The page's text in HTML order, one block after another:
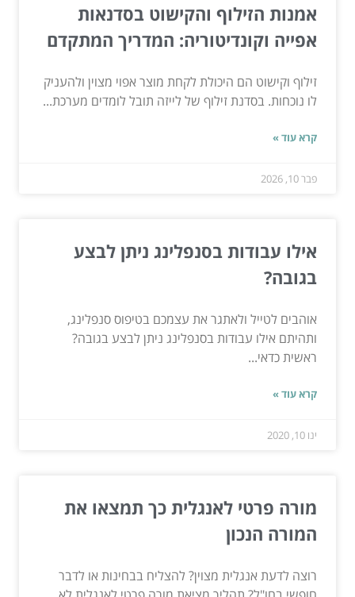
אמנות הזילוף והקישוט בסדנאות
אפייה וקונדיטוריה: המדריך המתקדם
זילוף וקישוט הם היכולת לקחת מוצר אפוי מצוין ולהעניק
לו נוכחות. בסדנת זילוף של לייזה תובל לומדים מערכת...
קרא עוד »
פבר 10, 2026
אילו עבודות בסנפלינג ניתן לבצע
בגובה?
אוהבים לטייל ולאתגר את עצמכם בטיפוס סנפלינג,
ותהיתם אילו עבודות בסנפלינג ניתן לבצע בגובה?
ראשית כדאי...
קרא עוד »
ינו 10, 2020
מורה פרטי לאנגלית כך תמצאו את
המורה הנכון
רוצה לדעת אנגלית מצוין? להצליח בבחינות או לדבר